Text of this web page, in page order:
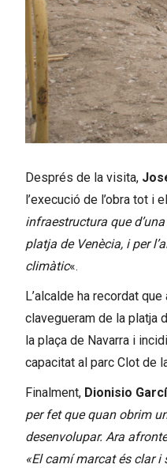
Després de la visita,
l’execució de l’obra tot i
infraestructura que
platja de Venècia, i per
climàtic«.
L’alcalde ha recordat
clavegueram de la platja
la plaça de Navarra i
capacitat al parc Clot de
Finalment, Dionisio
per fet que quan obrim
desenvolupar. Ara
«El camí marcat és clar i